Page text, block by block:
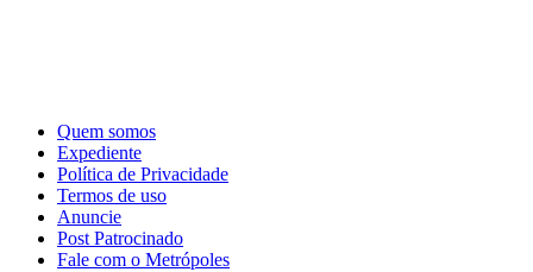
Quem somos
Expediente
Política de Privacidade
Termos de uso
Anuncie
Post Patrocinado
Fale com o Metrópoles